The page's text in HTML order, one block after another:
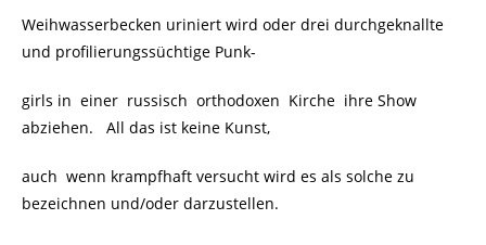
Weihwasserbecken uriniert wird oder drei durchgeknallte
und profilierungssüchtige Punk-
girls in einer russisch orthodoxen Kirche ihre Show
abziehen. All das ist keine Kunst,
auch wenn krampfhaft versucht wird es als solche zu
bezeichnen und/oder darzustellen.